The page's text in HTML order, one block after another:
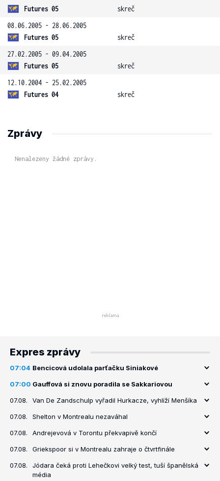
Futures 05
skreč
08.06.2005 - 28.06.2005
Futures 05
skreč
27.02.2005 - 09.04.2005
Futures 05
skreč
12.10.2004 - 25.02.2005
Futures 04
skreč
Zprávy
Nenalezeny žádné zprávy.
Expres zprávy
07:04 Bencicová udolala parťačku Siniakové
07:00 Gauffová si znovu poradila se Sakkariovou
07.08. Van De Zandschulp vyřadil Hurkacze, vyhlíží Menšíka
07.08. Shelton v Montrealu nezaváhal
07.08. Andrejevová v Torontu překvapivě končí
07.08. Griekspoor si v Montrealu zahraje o čtvrtfinále
07.08.
Jódara čeká proti Lehečkovi velký test, tuší španělská
média